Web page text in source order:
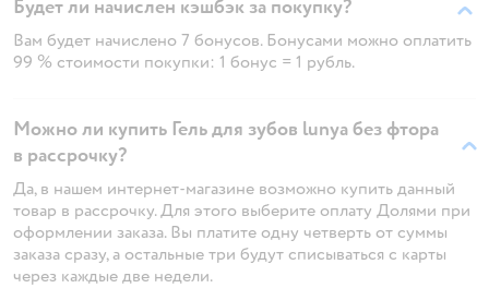
Будет ли начислен кэшбэк за покупку?
Вам будет начислено 7 бонусов. Бонусами можно оплатить
99 % стоимости покупки: 1 бонус = 1 рубль.
Можно ли купить Гель для зубов lunya без фтора
в рассрочку?
Да, в нашем интернет-магазине возможно купить данный
товар в рассрочку. Для этого выберите оплату Долями при
оформлении заказа. Вы платите одну четверть от суммы
заказа сразу, а остальные три будут списываться с карты
через каждые две недели.